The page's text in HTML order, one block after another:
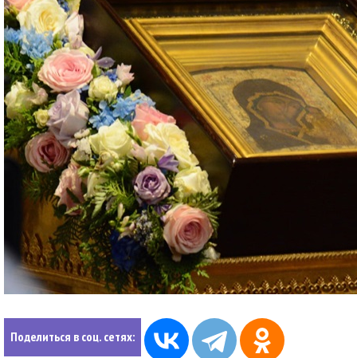
Поделиться в соц. сетях: